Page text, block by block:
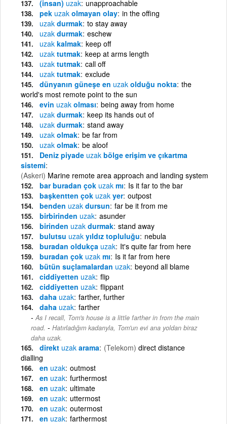
(insan) uzak unapproachable
pek uzak olmayan olay in the offing
uzak durmak to stay away
uzak durmak eschew
uzak kalmak keep off
uzak tutmak keep at arms length
uzak tutmak call off
uzak tutmak exclude
dünyanın güneşe en uzak olduğu nokta the
world's most remote point to the sun
evin uzak olması being away from home
uzak durmak keep its hands out of
uzak durmak stand away
uzak olmak be far from
uzak olmak be aloof
Deniz piyade uzak bölge erişim ve çıkartma
sistemi
(Askeri) Marine remote area approach and landing system
bar buradan çok uzak mı Is it far to the bar
başkentten çok uzak yer outpost
benden uzak dursun far be it from me
birbirinden uzak asunder
birinden uzak durmak stand away
bulutsu uzak yıldız topluluğu nebula
buradan oldukça uzak It's quite far from here
buradan çok uzak mı Is it far from here
bütün suçlamalardan uzak beyond all blame
ciddiyetten uzak flip
ciddiyetten uzak flippant
daha uzak farther, further
daha uzak farther
As I recall, Tom's house is a little farther in from the main
road. - Hatırladığım kadarıyla, Tom'un evi ana yoldan biraz
daha uzak.
direkt uzak arama (Telekom) direct distance
dialling
en uzak outmost
en uzak furthermost
en uzak ultimate
en uzak uttermost
en uzak outermost
en uzak farthermost